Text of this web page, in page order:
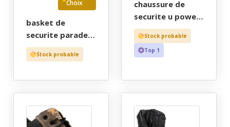
Choix
basket de
securite parade
mixte, pied
sensible noir
respirant - ce en
iso 20345 s1p src
- 36/48 "jaep"
Stock probable
chaussure de
securite u power
homme, tout
terrain marron
haut cater
free - ce en iso
20345 s3 src -
Stock probable
Top 1